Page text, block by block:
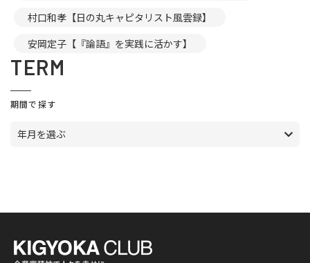
村口和孝【日の丸キャピタリスト風雲録】
安岡定子【『論語』を実践に活かす】
TERM
期間で探す
年月を選ぶ